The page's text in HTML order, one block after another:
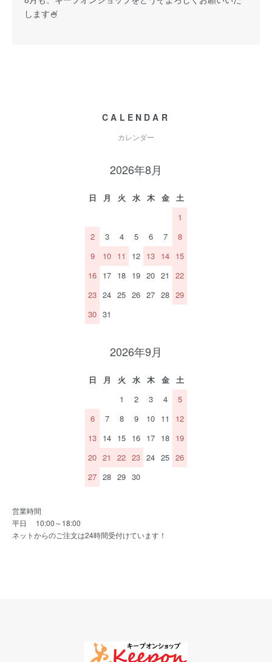
します🍧
CALENDAR
カレンダー
2026年8月
日 月 火 水 木 金
土
1
2
3 4 5 6 7
8
9
10 11 12 13 14 15
16 17 18 19 20 21
22
23 24 25 26 27 28 29
30 31
2026年9月
日 月 火 水 木 金
土
1
2 3 4
5
6
7 8 9 10 11
12
13 14 15 16 17 18 19
20 21 22 23 24 25 26
27 28 29 30
営業時間
平日 10:00～18:00
ネットからのご注文は24時間受付けています！